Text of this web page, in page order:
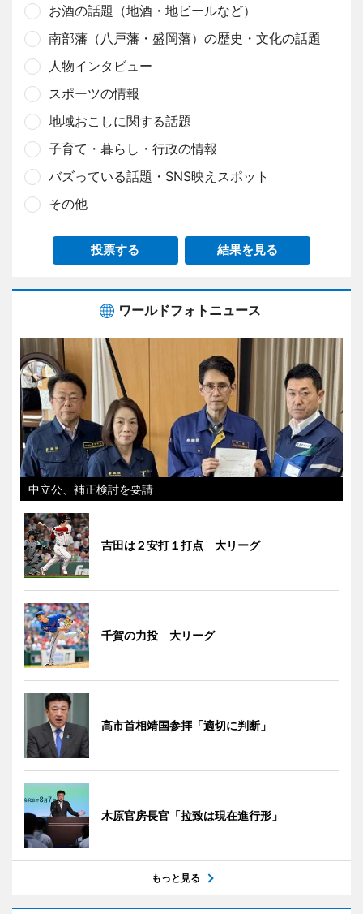
お酒の話題（地酒・地ビールなど）
南部藩（八戸藩・盛岡藩）の歴史・文化の話題
人物インタビュー
スポーツの情報
地域おこしに関する話題
子育て・暮らし・行政の情報
バズっている話題・SNS映えスポット
その他
投票する 結果を見る
ワールドフォトニュース
中立公、補正検討を要請
吉田は２安打１打点 大リーグ
千賀の力投 大リーグ
高市首相靖国参拝「適切に判断」
木原官房長官「拉致は現在進行形」
もっと見る